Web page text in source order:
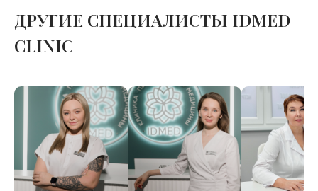
ДРУГИЕ СПЕЦИАЛИСТЫ IDMED
CLINIC